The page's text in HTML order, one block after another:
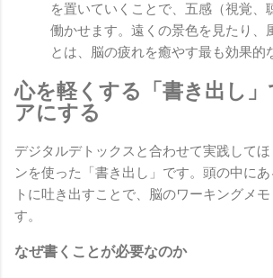
を置いていくことで、五感（視覚、
働かせます。遠くの景色を見たり、
とは、脳の疲れを癒やす最も効果的
心を軽くする「書き出し」
アにする
デジタルデトックスと合わせて実践して
ンを使った「書き出し」です。頭の中に
トに吐き出すことで、脳のワーキングメ
す。
なぜ書くことが必要なのか